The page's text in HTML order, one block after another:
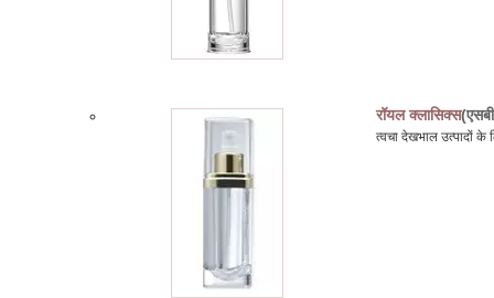
रॉयल क्लासिक्स
त्वचा देखभाल उत्पादों के